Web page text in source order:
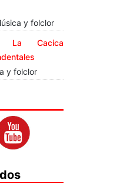
y folclor
La Cacica
y folclor